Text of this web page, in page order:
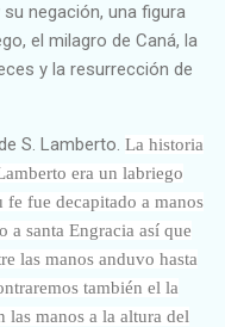
negación, una figura
el milagro de Caná, la
y la resurrección de
S. Lamberto. La historia
era un labriego
fue decapitado a manos
a santa Engracia así que
las manos anduvo hasta
también el la
las manos a la altura del